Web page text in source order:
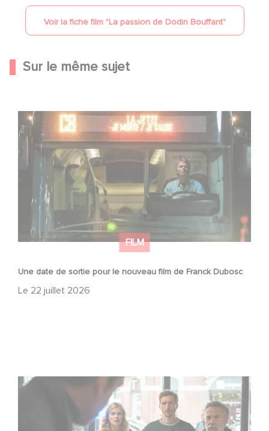
Autoriser
Voir la fiche film "La passion de Dodin Bouffant"
Sur le même sujet
FILM
Une date de sortie pour le nouveau film de Franck Dubosc
Le 22 juillet 2026
Une date de sortie pour le nouveau film de Franck
Dubosc
Une nouvelle comédie avec Baptiste Lecaplain et José
Garcia en 2027 !